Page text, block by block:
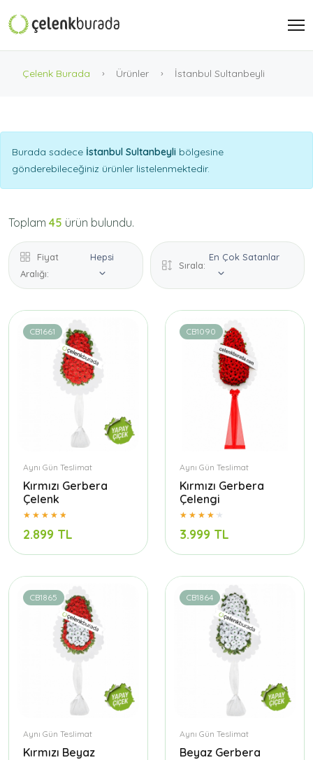
Çelenk Burada Ürünler İstanbul Sultanbeyli
Burada sadece İstanbul Sultanbeyli bölgesine
gönderebileceğiniz ürünler listelenmektedir.
Toplam 45 ürün bulundu.
Fiyat
Aralığı:
Hepsi
Sırala:
En Çok Satanlar
CB1661
Aynı Gün Teslimat
Kırmızı Gerbera
Çelenk
2.899 TL
CB1090
Aynı Gün Teslimat
Kırmızı Gerbera
Çelengi
3.999 TL
CB1865
Aynı Gün Teslimat
Kırmızı Beyaz
CB1864
Aynı Gün Teslimat
Beyaz Gerbera